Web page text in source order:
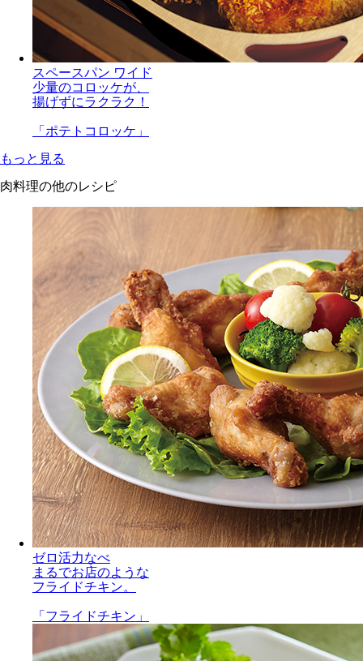
スペースパン ワイド
少量のコロッケが、
揚げずにラクラク！
「ポテトコロッケ」
もっと見る
肉料理の他のレシピ
ゼロ活力なべ
まるでお店のような
フライドチキン。
「フライドチキン」